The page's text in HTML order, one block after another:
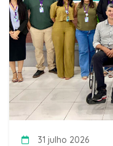
31 julho 2026